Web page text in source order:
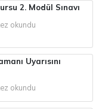
2. Modül Sınavı
okundu
Uyarısını
okundu